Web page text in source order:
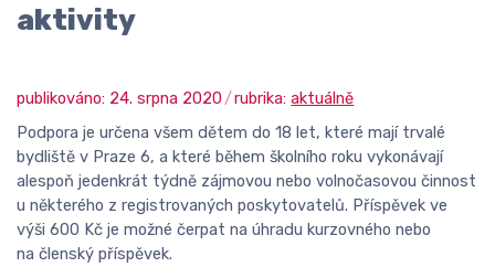
aktivity
publikováno: 24. srpna 2020 rubrika:aktuálně
Podpora je určena všem dětem do 18 let, které mají trvalé
bydliště v Praze 6, a které během školního roku vykonávají
alespoň jedenkrát týdně zájmovou nebo volnočasovou činnost
u některého z registrovaných poskytovatelů. Příspěvek ve
výši 600 Kč je možné čerpat na úhradu kurzovného nebo
na členský příspěvek.